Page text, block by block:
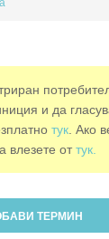
и да
тук . Ако
влезете оттук.
ТЕРМИН